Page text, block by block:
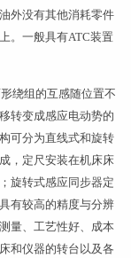
外没有其他消耗零件
。一般具有ATC装置
绕组的互感随位置不
转变成感应电动势的
可分为直线式和旋转
，定尺安装在机床床
旋转式感应同步器定
有较高的精度与分辨
量、工艺性好、成本
和仪器的转台以及各